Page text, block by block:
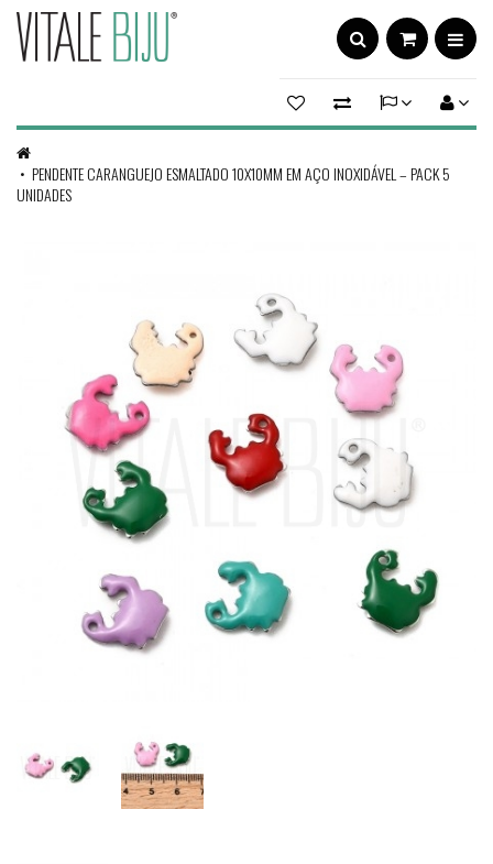
PENDENTE CARANGUEJO ESMALTADO 10X10MM EM AÇO INOXIDÁVEL – PACK 5
UNIDADES